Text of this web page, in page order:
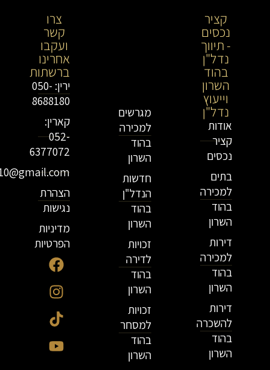
קציר
נכסים
- תיווך
נדל"ן
בהוד
השרון
וייעוץ
נדל"ן
אודות
קציר
נכסים
בתים
למכירה
בהוד
השרון
דירות
למכירה
בהוד
השרון
דירות
להשכרה
בהוד
השרון
מגרשים
למכירה
בהוד
השרון
חדשות
הנדל"ן
בהוד
השרון
זכויות
לדירה
בהוד
השרון
זכויות
למסחר
בהוד
השרון
צרו
קשר
ועקבו
אחרינו
ברשתות
ירין: 050-
8688180
קארין:
052-
6377072
הצהרת
נגישות
מדיניות
הפרטיות